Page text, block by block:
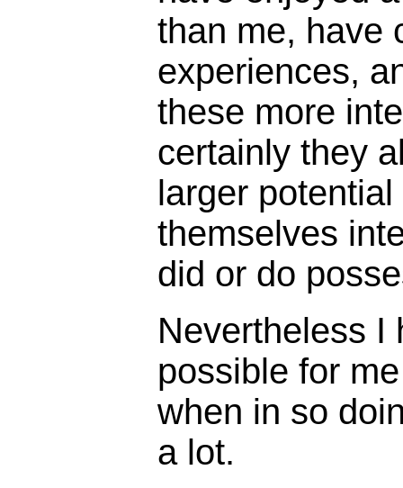
than me, have
experiences,
these more
certainly they
larger
themselves
did or do
Nevertheless I
possible for
when in so
a lot.